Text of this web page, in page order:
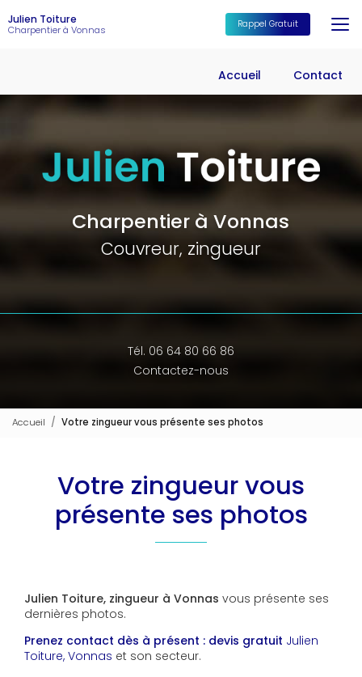
au
contenu
Accueil
Contact
Julien Toiture
Charpentier à Vonnas Rappel Gratuit
Charpentier à Vonnas
Couvreur, zingueur
Tél. 06 64 80 66 86
Contactez-nous
Accueil Votre zingueur vous présente ses photos
Votre zingueur vous
présente ses photos
Julien Toiture, zingueur à Vonnas vous présente ses
dernières photos.
Prenez contact dès à présent : devis gratuit Julien
Toiture, Vonnas et son secteur.